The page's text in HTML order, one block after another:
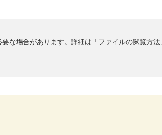
な場合があります。詳細は「ファイルの閲覧方法